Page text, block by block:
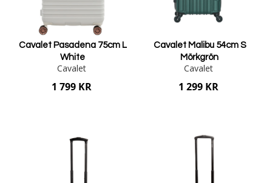
Cavalet Pasadena 75cm L
White
Cavalet
1 799 KR
Cavalet Malibu 54cm S
Mörkgrön
Cavalet
1 299 KR